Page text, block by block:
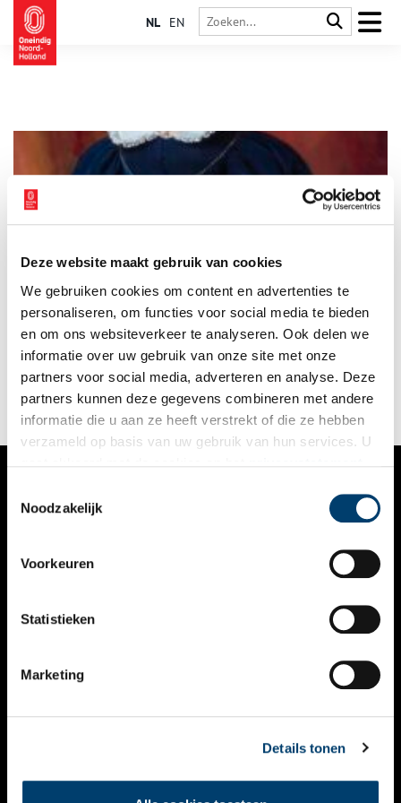
Deze website maakt gebruik van cookies
We gebruiken cookies om content en advertenties te
personaliseren, om functies voor social media te bieden
en om ons websiteverkeer te analyseren. Ook delen we
informatie over uw gebruik van onze site met onze
partners voor social media, adverteren en analyse. Deze
partners kunnen deze gegevens combineren met andere
informatie die u aan ze heeft verstrekt of die ze hebben
verzameld op basis van uw gebruik van hun services. U
Noodzakelijk
Voorkeuren
Statistieken
Marketing
Details tonen
NL EN
Kleren maken de man, maar hoeden maken de koningin. Veel
koninginnen uit de Nederlandse geschiedenis stonden bekend
om hun bijzondere hoofddeksels.
VERHALEN
KALENDER
THEMA’S
VIDEO’S
CONTACT